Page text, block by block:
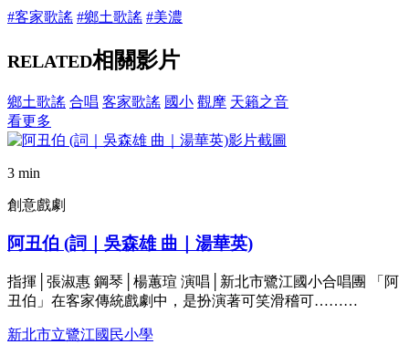
#客家歌謠 #鄉土歌謠 #美濃
RELATED相關影片
鄉土歌謠 合唱 客家歌謠 國小 觀摩 天籟之音
看更多
3 min
創意戲劇
阿丑伯 (詞｜吳森雄 曲｜湯華英)
指揮│張淑惠 鋼琴│楊蕙瑄 演唱│新北市鷺江國小合唱團 「阿
丑伯」在客家傳統戲劇中，是扮演著可笑滑稽可………
新北市立鷺江國民小學